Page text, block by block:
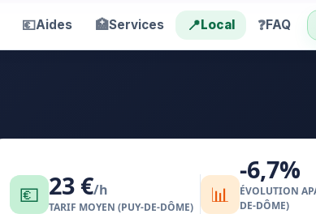
💶Aides 🏥Services 📍Local ❓FAQ
💶 23 €/h
TARIF MOYEN (PUY-DE-DÔME) 📊
-6,7%
ÉVOLUTION
DE-DÔME)